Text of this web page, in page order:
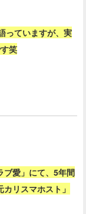
っていますが、実
笑
ブ愛」にて、5年間
リスマホスト」